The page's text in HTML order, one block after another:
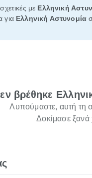
με Ελληνική
για Ελληνική Αστυνομία
βρέθηκε
Λυπούμαστε, αυτή τη
Δοκίμασε ξανά